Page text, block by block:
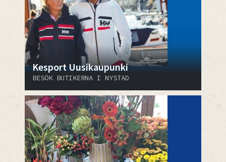
Kesport Uusikaupunki
BESÖK BUTIKERNA I NYSTAD